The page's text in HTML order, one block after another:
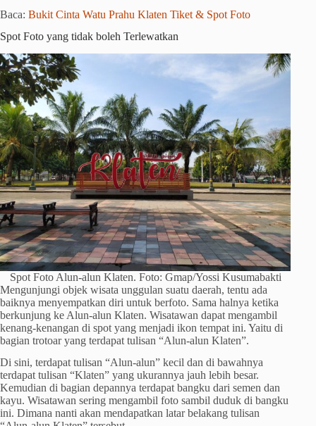
Baca: Bukit Cinta Watu Prahu Klaten Tiket & Spot Foto
Spot Foto yang tidak boleh Terlewatkan
Spot Foto Alun-alun Klaten. Foto: Gmap/Yossi Kusumabakti
Mengunjungi objek wisata unggulan suatu daerah, tentu ada
baiknya menyempatkan diri untuk berfoto. Sama halnya ketika
berkunjung ke Alun-alun Klaten. Wisatawan dapat mengambil
kenang-kenangan di spot yang menjadi ikon tempat ini. Yaitu di
bagian trotoar yang terdapat tulisan “Alun-alun Klaten”.
Di sini, terdapat tulisan “Alun-alun” kecil dan di bawahnya
terdapat tulisan “Klaten” yang ukurannya jauh lebih besar.
Kemudian di bagian depannya terdapat bangku dari semen dan
kayu. Wisatawan sering mengambil foto sambil duduk di bangku
ini. Dimana nanti akan mendapatkan latar belakang tulisan